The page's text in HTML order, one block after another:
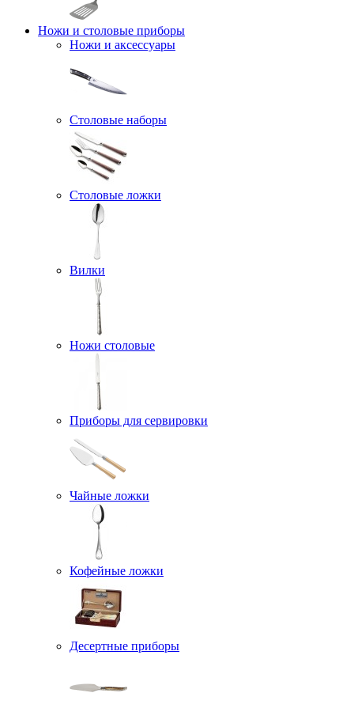
Ножи и столовые приборы
Ножи и аксессуары
Столовые наборы
Столовые ложки
Вилки
Ножи столовые
Приборы для сервировки
Чайные ложки
Кофейные ложки
Десертные приборы